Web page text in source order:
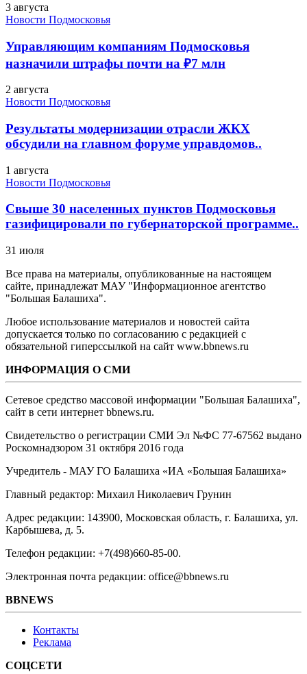
3 августа
Новости Подмосковья
Управляющим компаниям Подмосковья
назначили штрафы почти на ₽7 млн
2 августа
Новости Подмосковья
Результаты модернизации отрасли ЖКХ
обсудили на главном форуме управдомов..
1 августа
Новости Подмосковья
Свыше 30 населенных пунктов Подмосковья
газифицировали по губернаторской программе..
31 июля
Все права на материалы, опубликованные на настоящем
сайте, принадлежат МАУ "Информационное агентство
"Большая Балашиха".
Любое использование материалов и новостей сайта
допускается только по согласованию с редакцией с
обязательной гиперссылкой на сайт www.bbnews.ru
ИНФОРМАЦИЯ О СМИ
Сетевое средство массовой информации "Большая Балашиха",
сайт в сети интернет bbnews.ru.
Свидетельство о регистрации СМИ Эл №ФС ‎77-67562 выдано
Роскомнадзором 31 октября 2016 года
Учредитель - МАУ ГО Балашиха «ИА «Большая Балашиха»
Главный редактор: Михаил Николаевич Грунин
Адрес редакции: 143900, Московская область, г. Балашиха, ул.
Карбышева, д. 5.
Телефон редакции: +7(498)660-85-00.
Электронная почта редакции: office@bbnews.ru
BBNEWS
Контакты
Реклама
СОЦСЕТИ